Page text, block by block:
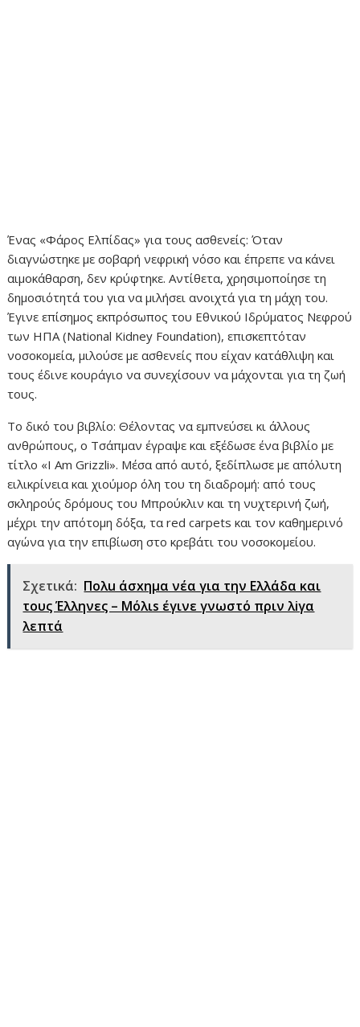
Ένας «Φάρος Ελπίδας» για τους ασθενείς: Όταν
διαγνώστηκε με σοβαρή νεφρική νόσο και έπρεπε να κάνει
αιμοκάθαρση, δεν κρύφτηκε. Αντίθετα, χρησιμοποίησε τη
δημοσιότητά του για να μιλήσει ανοιχτά για τη μάχη του.
Έγινε επίσημος εκπρόσωπος του Εθνικού Ιδρύματος Νεφρού
των ΗΠΑ (National Kidney Foundation), επισκεπτόταν
νοσοκομεία, μιλούσε με ασθενείς που είχαν κατάθλιψη και
τους έδινε κουράγιο να συνεχίσουν να μάχονται για τη ζωή
τους.
Το δικό του βιβλίο: Θέλοντας να εμπνεύσει κι άλλους
ανθρώπους, ο Τσάπμαν έγραψε και εξέδωσε ένα βιβλίο με
τίτλο «I Am Grizzli». Μέσα από αυτό, ξεδίπλωσε με απόλυτη
ειλικρίνεια και χιούμορ όλη του τη διαδρομή: από τους
σκληρούς δρόμους του Μπρούκλιν και τη νυχτερινή ζωή,
μέχρι την απότομη δόξα, τα red carpets και τον καθημερινό
αγώνα για την επιβίωση στο κρεβάτι του νοσοκομείου.
Σχετικά: Πολu άσxημα νέα για την Ελλάδα και
τους Έλληνες – Μόλιs έγινε γνωστό πριν λiγα
λεπτά